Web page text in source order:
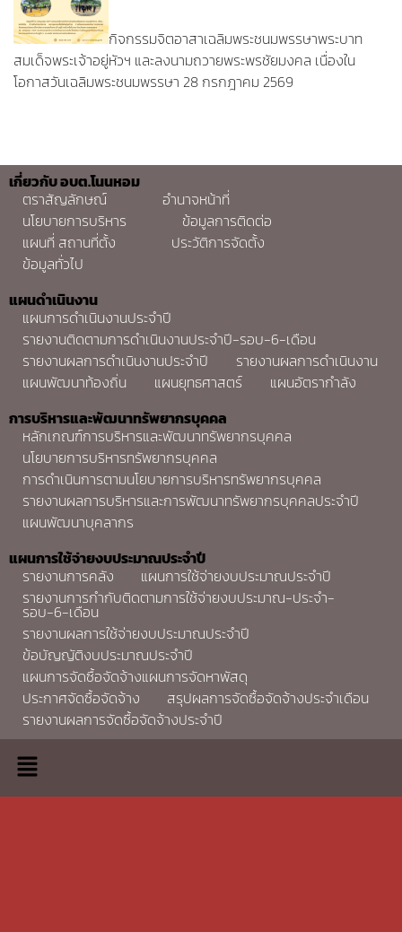
กิจกรรมจิตอาสาเฉลิมพระชนมพรรษาพระบาท
สมเด็จพระเจ้าอยู่หัวฯ และลงนามถวายพระพรชัยมงคล เนื่องใน
โอกาสวันเฉลิมพระชนมพรรษา 28 กรกฎาคม 2569
เกี่ยวกับ อบต.โนนหอม
ตราสัญลักษณ์
อำนาจหน้าที่
นโยบายการบริหาร
ข้อมูลการติดต่อ
แผนที่ สถานที่ตั้ง
ประวัติการจัดตั้ง
ข้อมูลทั่วไป
แผนดำเนินงาน
แผนการดำเนินงานประจำปี
รายงานติดตามการดำเนินงานประจำปี-รอบ-6-เดือน
รายงานผลการดำเนินงานประจำปี
รายงานผลการดำเนินงาน
แผนพัฒนาท้องถิ่น
แผนยุทธศาสตร์
แผนอัตรากำลัง
การบริหารและพัฒนาทรัพยากรบุคคล
หลักเกณฑ์การบริหารและพัฒนาทรัพยากรบุคคล
นโยบายการบริหารทรัพยากรบุคคล
การดำเนินการตามนโยบายการบริหารทรัพยากรบุคคล
รายงานผลการบริหารและการพัฒนาทรัพยากรบุคคลประจำปี
แผนพัฒนาบุคลากร
แผนการใช้จ่ายงบประมาณประจำปี
รายงานการคลัง
แผนการใช้จ่ายงบประมาณประจำปี
รายงานการกำกับติดตามการใช้จ่ายงบประมาณ-ประจำ-
รอบ-6-เดือน
รายงานผลการใช้จ่ายงบประมาณประจำปี
ข้อบัญญัติงบประมาณประจำปี
แผนการจัดซื้อจัดจ้างแผนการจัดหาพัสดุ
ประกาศจัดซื้อจัดจ้าง
สรุปผลการจัดซื้อจัดจ้างประจำเดือน
รายงานผลการจัดซื้อจัดจ้างประจำปี